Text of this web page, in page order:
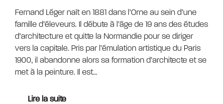
Fernand Léger naît en 1881 dans l’Orne au sein d’une
famille d’éleveurs. Il débute à l’âge de 19 ans des études
d’architecture et quitte la Normandie pour se diriger
vers la capitale. Pris par l’émulation artistique du Paris
1900, il abandonne alors sa formation d’architecte et se
met à la peinture. Il est…
Lire la suite